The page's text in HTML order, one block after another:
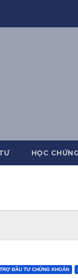
HỌC
ĐẦU TƯ CHỨNG KHOÁN